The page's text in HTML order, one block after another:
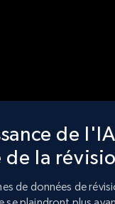
de
de la
de données de